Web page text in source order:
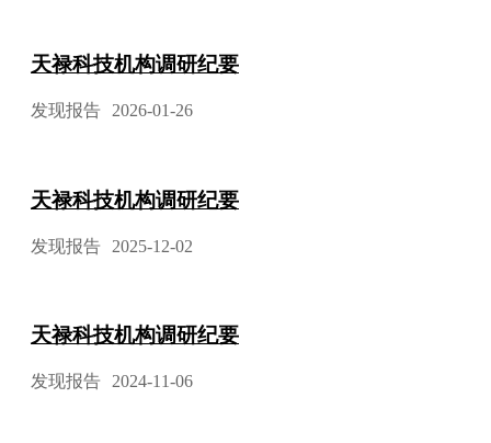
天禄科技机构调研纪要
发现报告 2026-01-26
天禄科技机构调研纪要
发现报告 2025-12-02
天禄科技机构调研纪要
发现报告 2024-11-06